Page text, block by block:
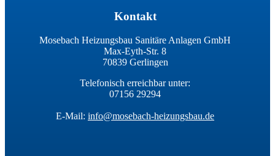
Kontakt
Mosebach Heizungsbau Sanitäre Anlagen GmbH
Max-Eyth-Str. 8
70839 Gerlingen
Telefonisch erreichbar unter:
07156 29294
E-Mail: info@mosebach-heizungsbau.de